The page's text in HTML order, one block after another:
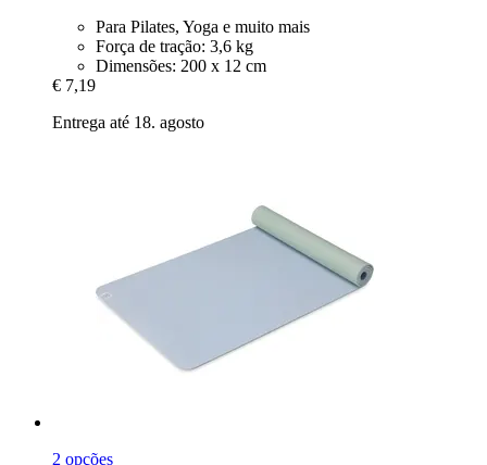
Para Pilates, Yoga e muito mais
Força de tração: 3,6 kg
Dimensões: 200 x 12 cm
€ 7,19
Entrega até 18. agosto
2 opções